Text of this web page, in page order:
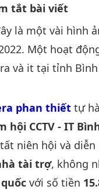
tắt bài viết
là một vài hình
Một hoạt
và it tại tỉnh
dung
phan thiết tự
hội CCTV - IT
niên hội và
tài trợ, không
với số tiền